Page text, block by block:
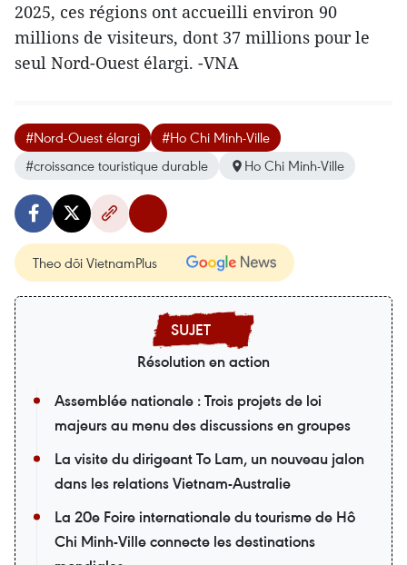
2025, ces régions ont accueilli environ 90
millions de visiteurs, dont 37 millions pour le
seul Nord-Ouest élargi. -VNA
#Nord-Ouest élargi
#Ho Chi Minh-Ville
#croissance touristique durable
Ho Chi Minh-Ville
Theo dõi VietnamPlus
Résolution en action
Assemblée nationale : Trois projets de loi
majeurs au menu des discussions en groupes
La visite du dirigeant To Lam, un nouveau jalon
dans les relations Vietnam-Australie
La 20e Foire internationale du tourisme de Hô
Chi Minh-Ville connecte les destinations